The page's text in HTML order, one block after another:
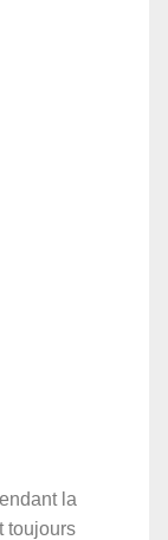
la
toujours